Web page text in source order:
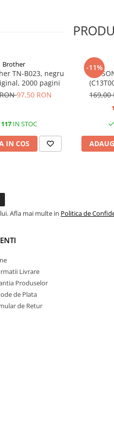
Brother
TN-B023, negru
2000 pagini
97,50 RON
117 IN STOC
IN COS
-11%
Black/
169,00
Afla mai multe in Politica de
Livrare
Produselor
de Plata
de Retur